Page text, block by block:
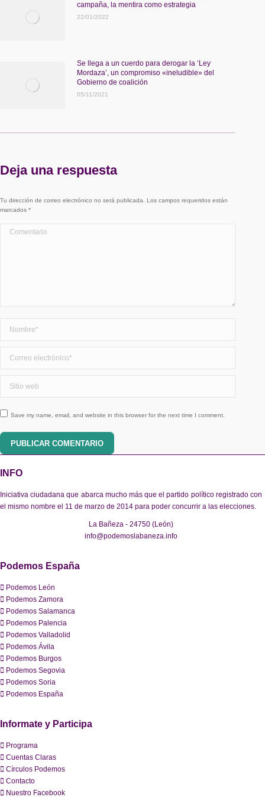
campaña, la mentira como estrategia
22/01/2022
Se llega a un cuerdo para derogar la ‘Ley
Mordaza’, un compromiso «ineludible» del
Gobierno de coalición
05/11/2021
Deja una respuesta
Tu dirección de correo electrónico no será publicada. Los campos requeridos están
marcados *
Comentario
Save my name, email, and website in this browser for the next time I comment.
PUBLICAR COMENTARIO
INFO
Iniciativa ciudadana que abarca mucho más que el partido político registrado con
el mismo nombre el 11 de marzo de 2014 para poder concurrir a las elecciones.
La Bañeza - 24750 (León)
info@podemoslabaneza.info
Podemos España
Podemos León
Podemos Zamora
Podemos Salamanca
Podemos Palencia
Podemos Valladolid
Podemos Ávila
Podemos Burgos
Podemos Segovia
Podemos Soria
Podemos España
Informate y Participa
Programa
Cuentas Claras
Círculos Podemos
Contacto
Nuestro Facebook